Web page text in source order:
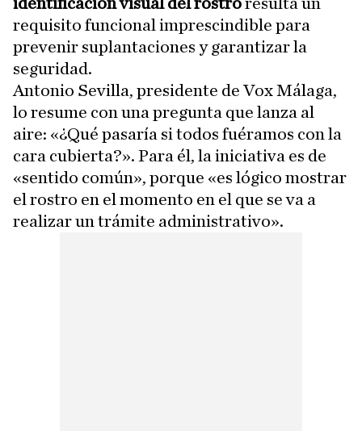
requisito funcional imprescindible para
prevenir suplantaciones y garantizar la
seguridad.
Antonio Sevilla, presidente de Vox Málaga,
lo resume con una pregunta que lanza al
aire: «¿Qué pasaría si todos fuéramos con la
cara cubierta?». Para él, la iniciativa es de
«sentido común», porque «es lógico mostrar
el rostro en el momento en el que se va a
realizar un trámite administrativo».